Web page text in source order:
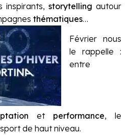
inspirants, storytelling autour
thématiques…
Février nous
le rappelle :
entre
et performance, le
de haut niveau.